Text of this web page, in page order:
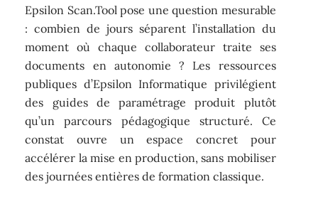
Epsilon Scan.Tool pose une question mesurable
: combien de jours séparent l’installation du
moment où chaque collaborateur traite ses
documents en autonomie ? Les ressources
publiques d’Epsilon Informatique privilégient
des guides de paramétrage produit plutôt
qu’un parcours pédagogique structuré. Ce
constat ouvre un espace concret pour
accélérer la mise en production, sans mobiliser
des journées entières de formation classique.